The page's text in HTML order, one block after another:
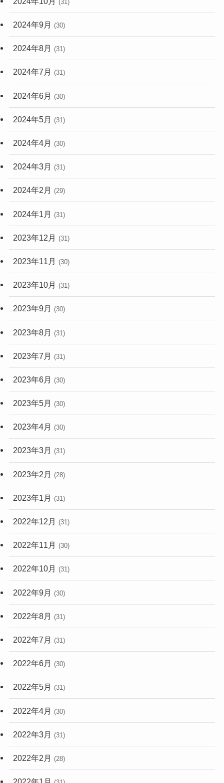
(31)
2024年9月 (30)
2024年8月 (31)
2024年7月 (31)
2024年6月 (30)
2024年5月 (31)
2024年4月 (30)
2024年3月 (31)
2024年2月 (29)
2024年1月 (31)
2023年12月 (31)
2023年11月 (30)
2023年10月 (31)
2023年9月 (30)
2023年8月 (31)
2023年7月 (31)
2023年6月 (30)
2023年5月 (30)
2023年4月 (30)
2023年3月 (31)
2023年2月 (28)
2023年1月 (31)
2022年12月 (31)
2022年11月 (30)
2022年10月 (31)
2022年9月 (30)
2022年8月 (31)
2022年7月 (31)
2022年6月 (30)
2022年5月 (31)
2022年4月 (30)
2022年3月 (31)
2022年2月 (28)